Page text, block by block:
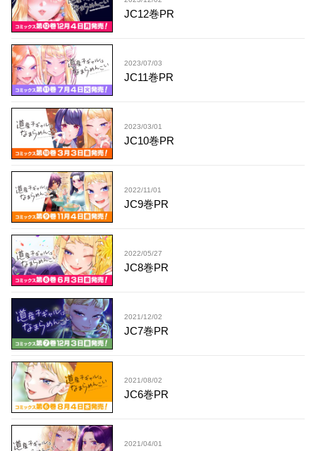
JC12巻PR
2023/07/03
JC11巻PR
2023/03/01
JC10巻PR
2022/11/01
JC9巻PR
2022/05/27
JC8巻PR
2021/12/02
JC7巻PR
2021/08/02
JC6巻PR
2021/04/01